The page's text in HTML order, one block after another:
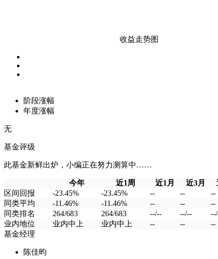
收益走势图
阶段涨幅
年度涨幅
无
基金评级
此基金新鲜出炉，小编正在努力测算中……
今年 近1周 近1月 近3月
区间回报
-23.45% -23.45% -- --
--
同类平均
-11.46% -11.46% -- --
--
同类排名
264/683 264/683 --/-- --/--
业内地位
业内中上 业内中上 -- --
--
基金经理
陈佳昀